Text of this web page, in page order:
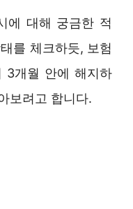
에 대해 궁금한 적
를 체크하듯, 보험
3개월 안에 해지하
보려고 합니다.